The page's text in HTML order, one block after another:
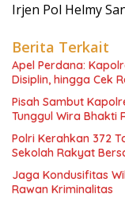
Irjen Pol Helmy
Berita Terkait
Apel Perdana:
Disiplin, hingga Cek
Pisah Sambut
Tunggul Wira Bhakti
Polri Kerahkan 372
Sekolah Rakyat
Jaga Kondusifitas
Rawan Kriminalitas